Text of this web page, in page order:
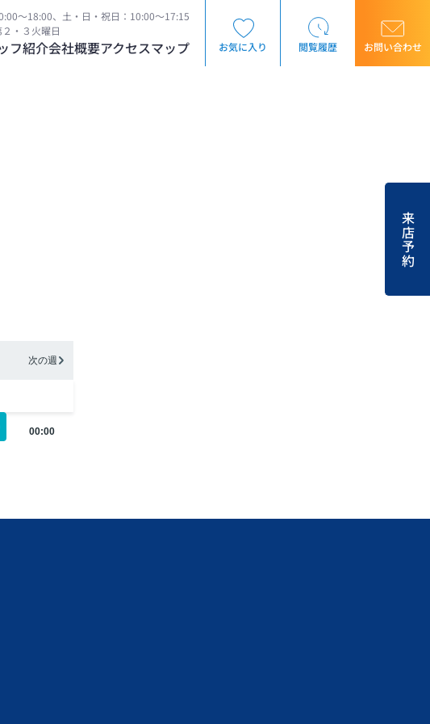
～18:00、土・日・祝日：10:00～17:15
・３火曜日
フ紹介会社概要アクセスマップ お気に入り 閲覧履歴 お問い合わせ
来店予約
次の週
00:00